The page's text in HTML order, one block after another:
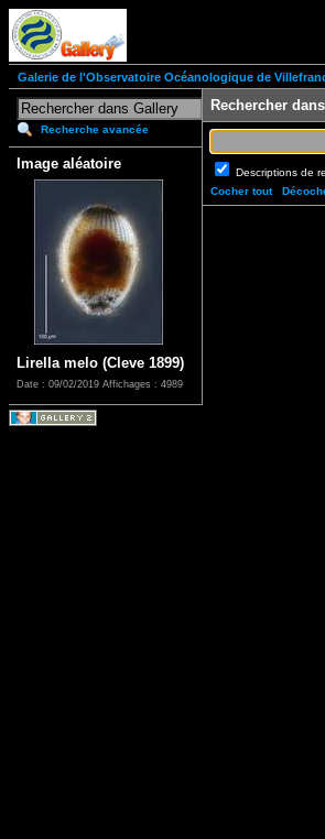
Galerie de l'Observatoire Océanologique de
Recherche avancée
Image aléatoire
Lirella melo (Cleve 1899)
Date : 09/02/2019 Affichages : 4989
Rechercher
Descriptions de
Cocher tout